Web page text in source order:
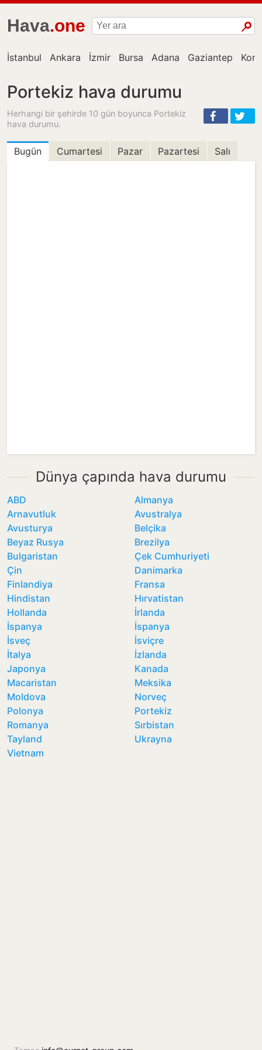
Hava.one
İstanbul Ankara İzmir Bursa Adana Gaziantep
Portekiz hava durumu
Herhangi bir şehirde 10 gün boyunca Portekiz
hava durumu.
Bugün Cumartesi Pazar Pazartesi Salı
Dünya çapında hava durumu
ABD
Almanya
Arnavutluk
Avustralya
Avusturya
Belçika
Beyaz Rusya
Brezilya
Bulgaristan
Çek Cumhuriyeti
Çin
Danimarka
Finlandiya
Fransa
Hindistan
Hırvatistan
Hollanda
İrlanda
İspanya
İspanya
İsveç
İsviçre
İtalya
İzlanda
Japonya
Kanada
Macaristan
Meksika
Moldova
Norveç
Polonya
Portekiz
Romanya
Sırbistan
Tayland
Ukrayna
Vietnam